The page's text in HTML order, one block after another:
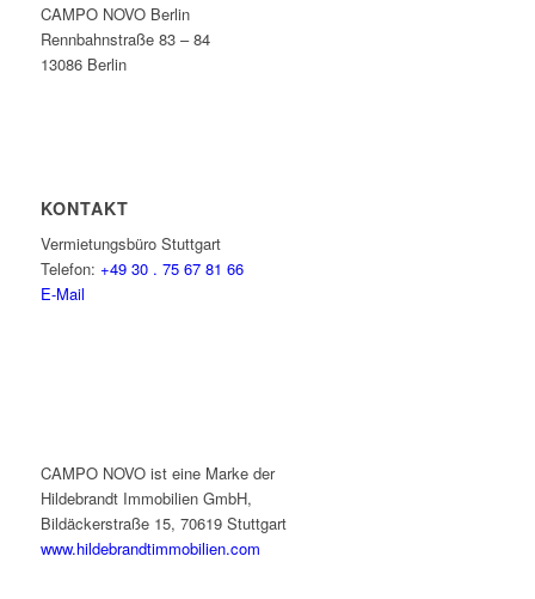
CAMPO NOVO Berlin
Rennbahnstraße 83 – 84
13086 Berlin
KONTAKT
Vermietungsbüro Stuttgart
Telefon: +49 30 . 75 67 81 66
E-Mail
CAMPO NOVO ist eine Marke der
Hildebrandt Immobilien GmbH,
Bildäckerstraße 15, 70619 Stuttgart
www.hildebrandtimmobilien.com